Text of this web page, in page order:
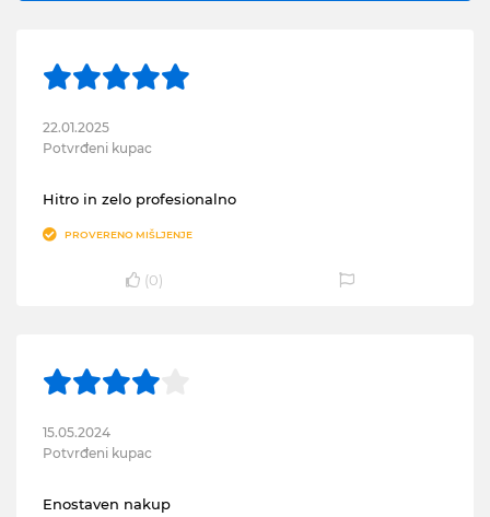
22.01.2025
Potvrđeni kupac
Hitro in zelo profesionalno
PROVERENO MIŠLJENJE
(0)
15.05.2024
Potvrđeni kupac
Enostaven nakup